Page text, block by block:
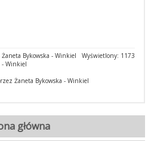
Wyświetlony: 1173
Bykowska - Winkiel
- Winkiel
Żaneta Bykowska - Winkiel
główna